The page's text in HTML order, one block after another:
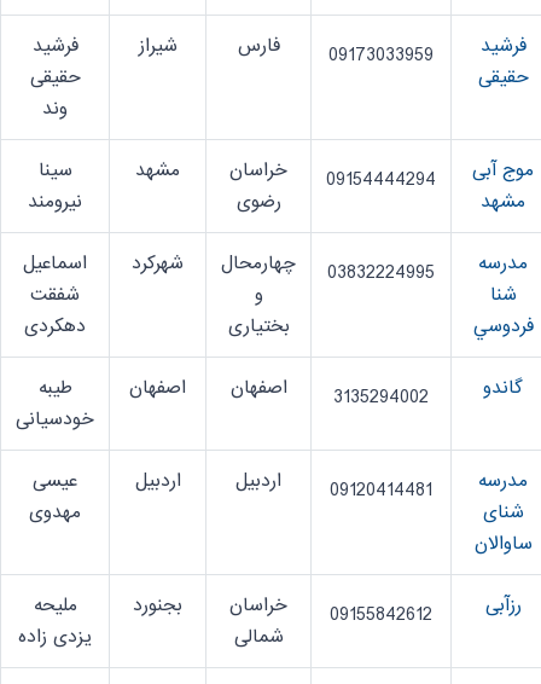
فرشید
حقیقی
09173033959 فارس شیراز
فرشید
حقیقی
وند
موج آبی
مشهد
09154444294
خراسان
رضوی
مشهد
سینا
نیرومند
مدرسه
شنا
فردوسي
03832224995
چهارمحال
و
بختیاری
شهرکرد
اسماعیل
شفقت
دهکردی
گاندو 3135294002 اصفهان اصفهان
طیبه
خودسیانی
مدرسه
شنای
ساوالان
09120414481 اردبیل اردبیل
عیسی
مهدوی
رزآبی 09155842612
خراسان
شمالی
بجنورد
ملیحه
یزدی زاده